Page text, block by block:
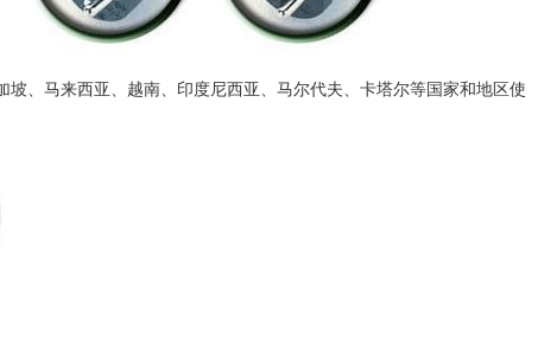
、马来西亚、越南、印度尼西亚、马尔代夫、卡塔尔等国家和地区使